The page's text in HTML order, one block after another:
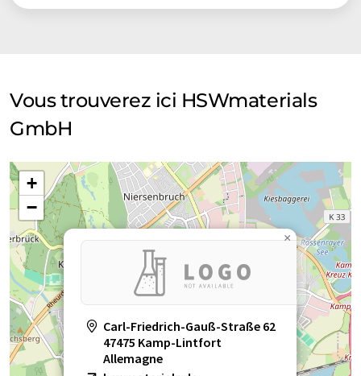
Vous trouverez ici HSWmaterials
GmbH
Carl-Friedrich-Gauß-Straße 62
47475 Kamp-Lintfort
Allemagne
×
+
−